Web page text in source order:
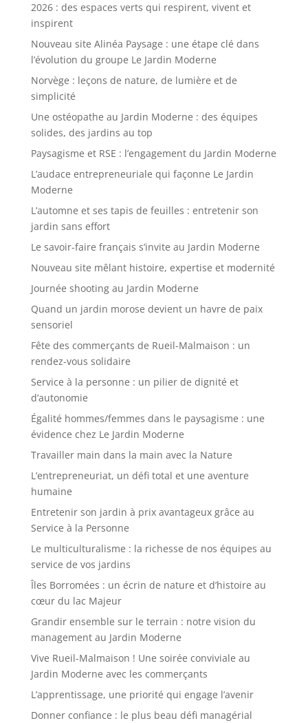
2026 : des espaces verts qui respirent, vivent et
inspirent
Nouveau site Alinéa Paysage : une étape clé dans
l’évolution du groupe Le Jardin Moderne
Norvège : leçons de nature, de lumière et de
simplicité
Une ostéopathe au Jardin Moderne : des équipes
solides, des jardins au top
Paysagisme et RSE : l’engagement du Jardin Moderne
L’audace entrepreneuriale qui façonne Le Jardin
Moderne
L’automne et ses tapis de feuilles : entretenir son
jardin sans effort
Le savoir-faire français s’invite au Jardin Moderne
Nouveau site mêlant histoire, expertise et modernité
Journée shooting au Jardin Moderne
Quand un jardin morose devient un havre de paix
sensoriel
Fête des commerçants de Rueil-Malmaison : un
rendez-vous solidaire
Service à la personne : un pilier de dignité et
d’autonomie
Égalité hommes/femmes dans le paysagisme : une
évidence chez Le Jardin Moderne
Travailler main dans la main avec la Nature
L’entrepreneuriat, un défi total et une aventure
humaine
Entretenir son jardin à prix avantageux grâce au
Service à la Personne
Le multiculturalisme : la richesse de nos équipes au
service de vos jardins
Îles Borromées : un écrin de nature et d’histoire au
cœur du lac Majeur
Grandir ensemble sur le terrain : notre vision du
management au Jardin Moderne
Vive Rueil-Malmaison ! Une soirée conviviale au
Jardin Moderne avec les commerçants
L’apprentissage, une priorité qui engage l’avenir
Donner confiance : le plus beau défi managérial